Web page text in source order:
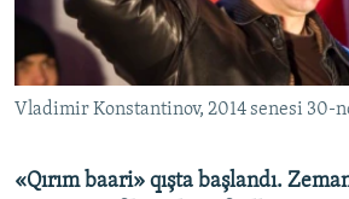
Русский
Українською
Vladimir Konstantinov, 2014 senesi 30-
«Qırım baari» qışta başlandı.